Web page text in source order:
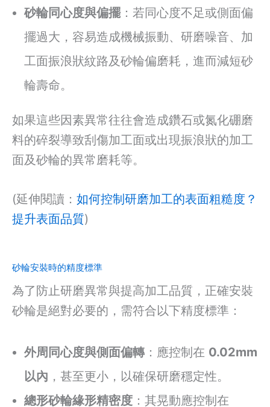
砂輪同心度與偏擺 ：若同心度不足或側面偏
擺過大，容易造成機械振動、研磨噪音、加
工面振浪狀紋路及砂輪偏磨耗，進而減短砂
輪壽命。
如果這些因素異常往往會造成鑽石或氮化硼磨
料的碎裂導致刮傷加工面或出現振浪狀的加工
面及砂輪的異常磨耗等。
(延伸閱讀： 如何控制研磨加工的表面粗糙度？
提升表面品質)
砂輪安裝時的精度標準
為了防止研磨異常與提高加工品質，正確安裝
砂輪是絕對必要的，需符合以下精度標準：
外周同心度與側面偏轉 ：應控制在 0.02mm
以內 ，甚至更小，以確保研磨穩定性。
總形砂輪緣形精密度 ：其晃動應控制在